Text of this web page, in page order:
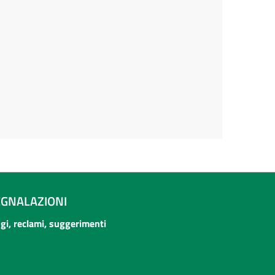
reclami, suggerimenti